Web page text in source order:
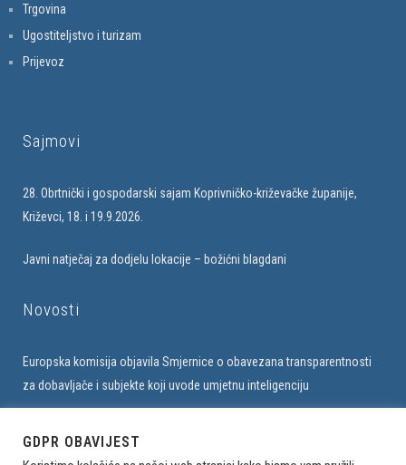
Trgovina
Ugostiteljstvo i turizam
Prijevoz
Sajmovi
28. Obrtnički i gospodarski sajam Koprivničko-križevačke županije,
Križevci, 18. i 19.9.2026.
Javni natječaj za dodjelu lokacije – božićni blagdani
Novosti
Europska komisija objavila Smjernice o obavezana transparentnosti
za dobavljače i subjekte koji uvode umjetnu inteligenciju
GDPR OBAVIJEST